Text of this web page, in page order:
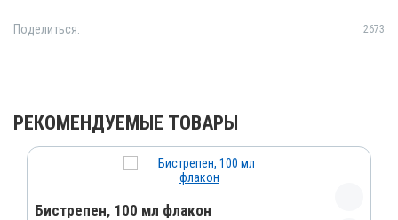
Поделиться: 2673
РЕКОМЕНДУЕМЫЕ ТОВАРЫ
Бистрепен, 100 мл флакон